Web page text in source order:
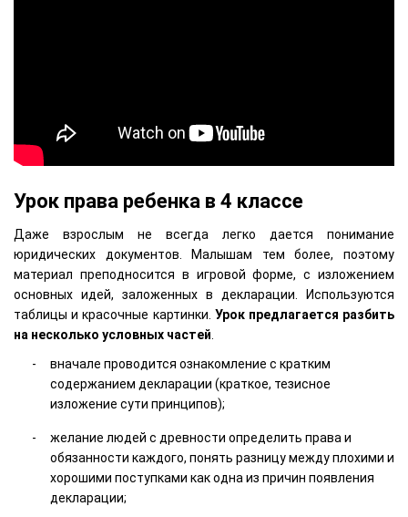
Урок права ребенка в 4 классе
Даже взрослым не всегда легко дается понимание
юридических документов. Малышам тем более, поэтому
материал преподносится в игровой форме, с изложением
основных идей, заложенных в декларации. Используются
таблицы и красочные картинки. Урок предлагается разбить
на несколько условных частей
вначале проводится ознакомление с кратким
содержанием декларации (краткое, тезисное
изложение сути принципов);
желание людей с древности определить права и
обязанности каждого, понять разницу между плохими и
хорошими поступками как одна из причин появления
декларации;